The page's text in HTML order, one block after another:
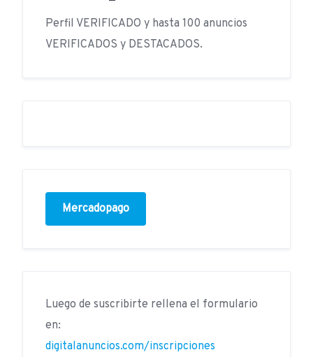
Perfil VERIFICADO y hasta 100 anuncios
VERIFICADOS y DESTACADOS.
Mercadopago
Luego de suscribirte rellena el formulario
en:
digitalanuncios.com/inscripciones